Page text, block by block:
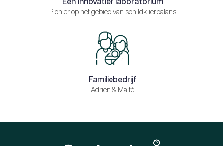
Een innovatief laboratorium
Pionier op het gebied van schildklierbalans
Familiebedrijf
Adrien & Maïté